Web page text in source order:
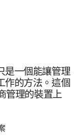
是​一​個​能​讓​管理​
作​的​方法。​這​個​
管理​的​裝置​上​